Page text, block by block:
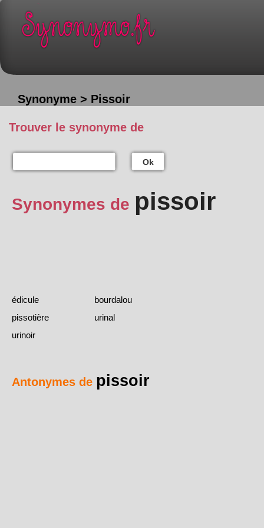
Synonyme > Pissoir
Trouver le synonyme de
Ok
Synonymes de pissoir
édicule
bourdalou
pissotière
urinal
urinoir
Antonymes de pissoir